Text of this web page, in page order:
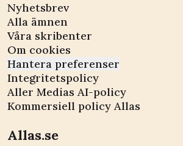
Nyhetsbrev
Alla ämnen
Våra skribenter
Om cookies
Hantera preferenser
Integritetspolicy
Aller Medias AI-policy
Kommersiell policy Allas
Allas.se